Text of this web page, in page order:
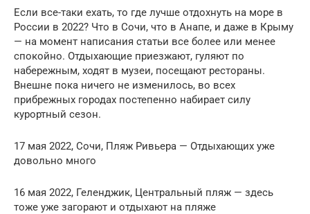
Если все-таки ехать, то где лучше отдохнуть на море в
России в 2022? Что в Сочи, что в Анапе, и даже в Крыму
— на момент написания статьи все более или менее
спокойно. Отдыхающие приезжают, гуляют по
набережным, ходят в музеи, посещают рестораны.
Внешне пока ничего не изменилось, во всех
прибрежных городах постепенно набирает силу
курортный сезон.
17 мая 2022, Сочи, Пляж Ривьера — Отдыхающих уже
довольно много
16 мая 2022, Геленджик, Центральный пляж — здесь
тоже уже загорают и отдыхают на пляже